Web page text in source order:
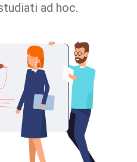
ad hoc.